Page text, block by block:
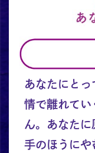
あなたにと
情で離れてい
ん。あなた
手のほうにや